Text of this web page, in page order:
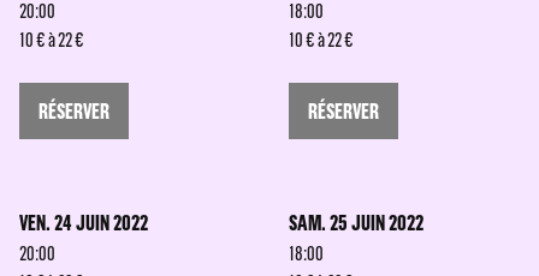
20:00
10 € à 22 €
RÉSERVER
18:00
10 € à 22 €
RÉSERVER
VEN. 24 JUIN 2022
20:00
SAM. 25 JUIN 2022
18:00